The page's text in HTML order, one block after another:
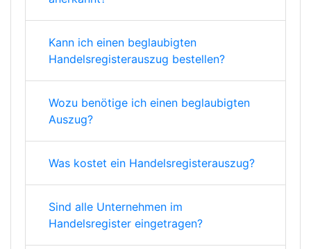
Kann ich einen beglaubigten
Handelsregisterauszug bestellen?
Wozu benötige ich einen beglaubigten
Auszug?
Was kostet ein Handelsregisterauszug?
Sind alle Unternehmen im
Handelsregister eingetragen?